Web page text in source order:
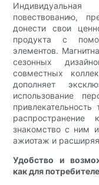
повествованию,
донести свои
продукта с
элементов.
сезонных
совместных
дополняет
использование
знакомство с ним
ажиотаж и
Удобство и
как для